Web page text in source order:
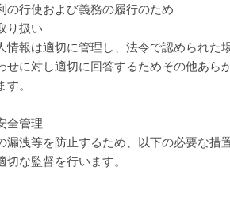
の行使および義務の履行のため
り扱い
情報は適切に管理し、法令で認められた
せに対し適切に回答するためその他あ
。
全管理
漏洩等を防止するため、以下の必要な
な監督を行います。